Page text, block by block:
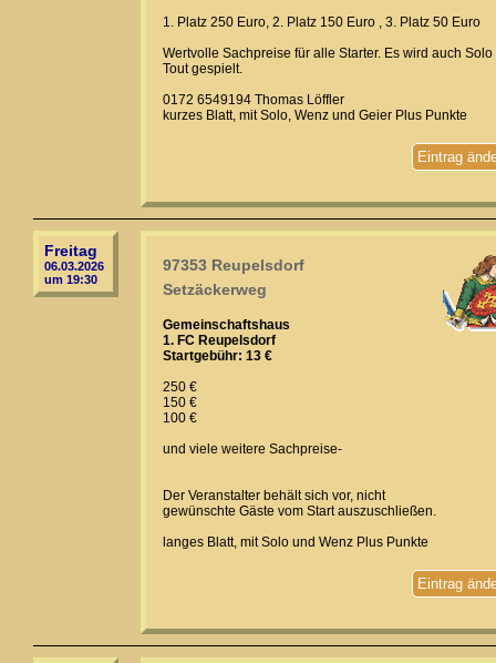
1. Platz 250 Euro, 2. Platz 150 Euro , 3. Platz 50 Euro
Wertvolle Sachpreise für alle Starter. Es wird auch Solo
Tout gespielt.
0172 6549194 Thomas Löffler
kurzes Blatt, mit Solo, Wenz und Geier Plus Punkte
Eintrag
Freitag
06.03.2026
um 19:30
97353 Reupelsdorf
Setzäckerweg
Gemeinschaftshaus
1. FC Reupelsdorf
Startgebühr: 13 €
250 €
150 €
100 €
und viele weitere Sachpreise-
Der Veranstalter behält sich vor, nicht
gewünschte Gäste vom Start auszuschließen.
langes Blatt, mit Solo und Wenz Plus Punkte
Eintrag